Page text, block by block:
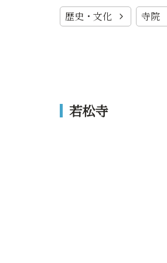
歴史・文化 寺院
若松寺